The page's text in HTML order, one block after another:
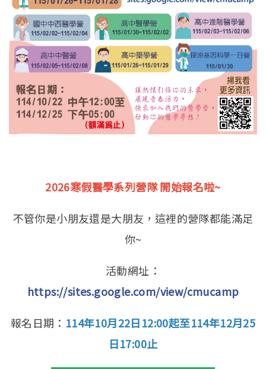
2026寒假醫學系列營隊 開始報名啦~
不管你是小朋友還是大朋友，這裡的營隊都能滿足
你~
活動網址：
https://sites.google.com/view/cmucamp
報名日期： 114年10月22日12:00起至114年12月25
日17:00止